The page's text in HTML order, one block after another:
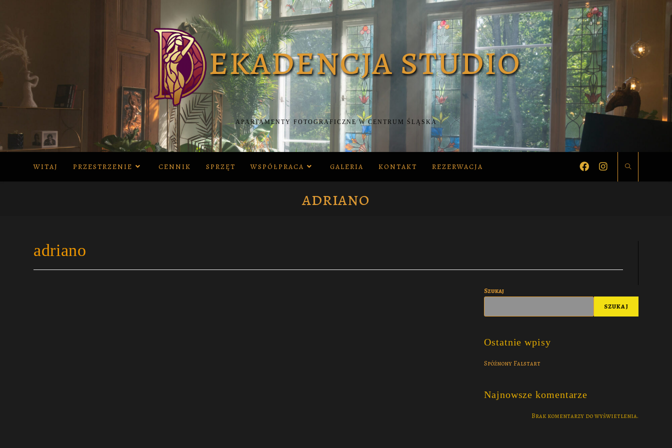
APARTAMENTY FOTOGRAFICZNE W CENTRUM ŚLĄSKA
WITAJ PRZESTRZENIE CENNIK SPRZĘT WSPÓŁPRACA GALERIA KONTAKT REZERWACJA
adriano
adriano
Szukaj
SZUKAJ
Ostatnie wpisy
Spóźnony Falstart
Najnowsze komentarze
Brak komentarzy do wyświetlenia.